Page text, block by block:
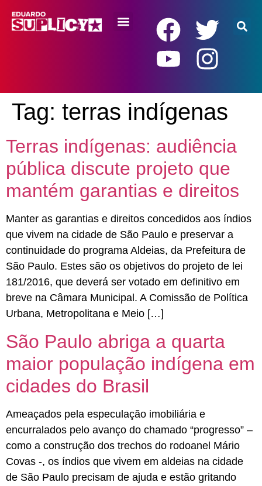
Tag: terras indígenas
Terras indígenas: audiência
pública discute projeto que
mantém garantias e direitos
Manter as garantias e direitos concedidos aos índios
que vivem na cidade de São Paulo e preservar a
continuidade do programa Aldeias, da Prefeitura de
São Paulo. Estes são os objetivos do projeto de lei
181/2016, que deverá ser votado em definitivo em
breve na Câmara Municipal. A Comissão de Política
Urbana, Metropolitana e Meio […]
São Paulo abriga a quarta
maior população indígena em
cidades do Brasil
Ameaçados pela especulação imobiliária e
encurralados pelo avanço do chamado “progresso” –
como a construção dos trechos do rodoanel Mário
Covas -, os índios que vivem em aldeias na cidade
de São Paulo precisam de ajuda e estão gritando